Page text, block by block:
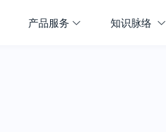
产品服务 知识脉络